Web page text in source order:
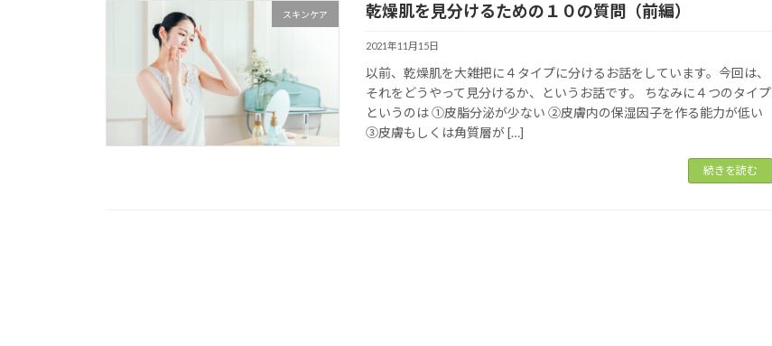
スキンケア 乾燥肌を見分けるための１０の質問（前編）
2021年11月15日
以前、乾燥肌を大雑把に４タイプに分けるお話をしています。今回は、
それをどうやって見分けるか、というお話です。 ちなみに４つのタイプ
というのは ①皮脂分泌が少ない ②皮膚内の保湿因子を作る能力が低い
③皮膚もしくは角質層が […]
続きを読む